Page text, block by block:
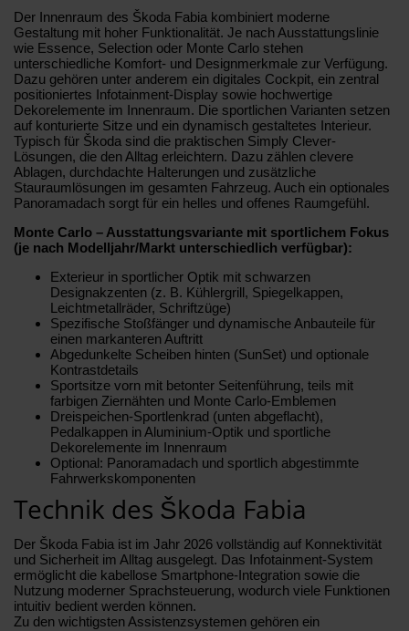
Der Innenraum des Škoda Fabia kombiniert moderne
Gestaltung mit hoher Funktionalität. Je nach Ausstattungslinie
wie Essence, Selection oder Monte Carlo stehen
unterschiedliche Komfort- und Designmerkmale zur Verfügung.
Dazu gehören unter anderem ein digitales Cockpit, ein zentral
positioniertes Infotainment-Display sowie hochwertige
Dekorelemente im Innenraum. Die sportlichen Varianten setzen
auf konturierte Sitze und ein dynamisch gestaltetes Interieur.
Typisch für Škoda sind die praktischen Simply Clever-
Lösungen, die den Alltag erleichtern. Dazu zählen clevere
Ablagen, durchdachte Halterungen und zusätzliche
Stauraumlösungen im gesamten Fahrzeug. Auch ein optionales
Panoramadach sorgt für ein helles und offenes Raumgefühl.
Monte Carlo – Ausstattungsvariante mit sportlichem Fokus
(je nach Modelljahr/Markt unterschiedlich verfügbar):
Exterieur in sportlicher Optik mit schwarzen
Designakzenten (z. B. Kühlergrill, Spiegelkappen,
Leichtmetallräder, Schriftzüge)
Spezifische Stoßfänger und dynamische Anbauteile für
einen markanteren Auftritt
Abgedunkelte Scheiben hinten (SunSet) und optionale
Kontrastdetails
Sportsitze vorn mit betonter Seitenführung, teils mit
farbigen Ziernähten und Monte Carlo-Emblemen
Dreispeichen-Sportlenkrad (unten abgeflacht),
Pedalkappen in Aluminium-Optik und sportliche
Dekorelemente im Innenraum
Optional: Panoramadach und sportlich abgestimmte
Fahrwerkskomponenten
Technik des Škoda Fabia
Der Škoda Fabia ist im Jahr 2026 vollständig auf Konnektivität
und Sicherheit im Alltag ausgelegt. Das Infotainment-System
ermöglicht die kabellose Smartphone-Integration sowie die
Nutzung moderner Sprachsteuerung, wodurch viele Funktionen
intuitiv bedient werden können.
Zu den wichtigsten Assistenzsystemen gehören ein